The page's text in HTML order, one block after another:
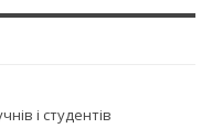
і студентів